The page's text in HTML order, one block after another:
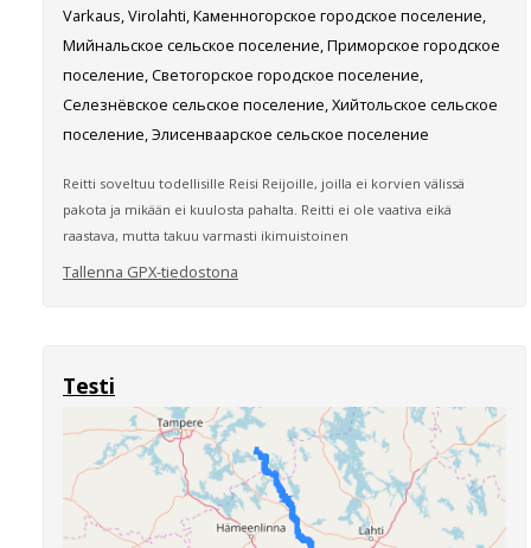
Varkaus, Virolahti, Каменногорское городское поселение,
Мийнальское сельское поселение, Приморское городское
поселение, Светогорское городское поселение,
Селезнёвское сельское поселение, Хийтольское сельское
поселение, Элисенваарское сельское поселение
Reitti soveltuu todellisille Reisi Reijoille, joilla ei korvien välissä
pakota ja mikään ei kuulosta pahalta. Reitti ei ole vaativa eikä
raastava, mutta takuu varmasti ikimuistoinen
Tallenna GPX-tiedostona
Testi